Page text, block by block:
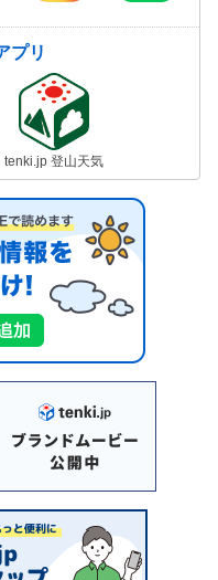
プリ
tenki.jp 登山天気